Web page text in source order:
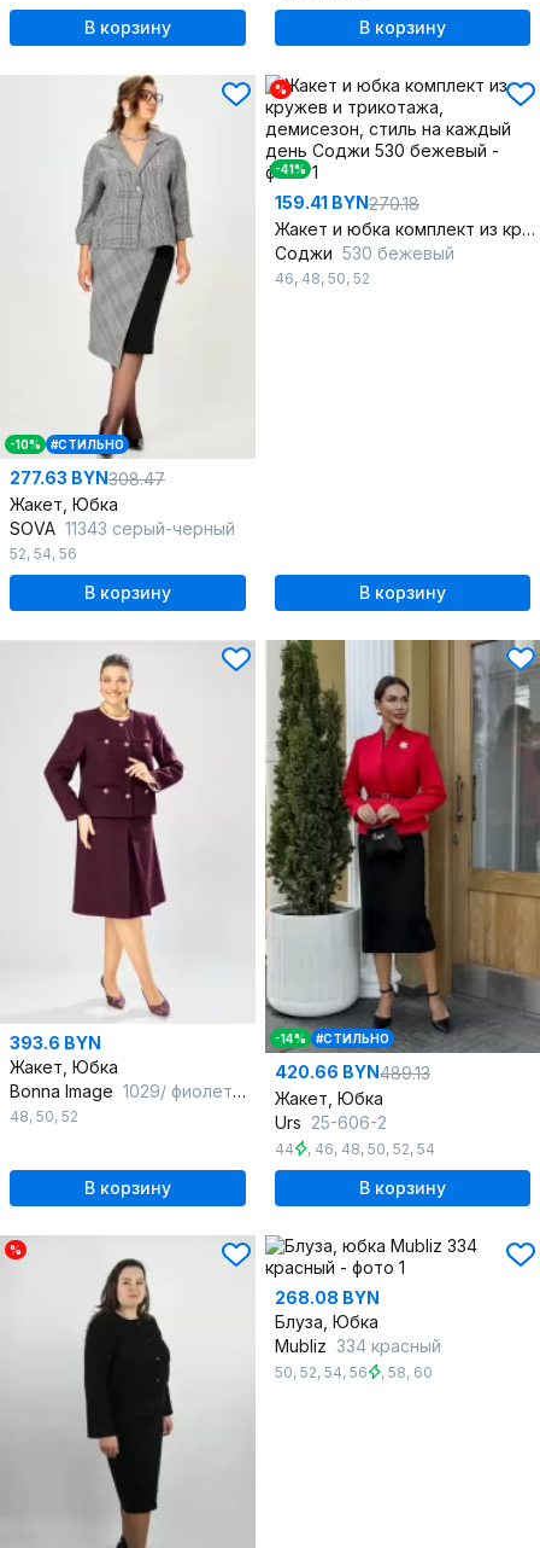
В корзину В корзину
-10% #СТИЛЬНО
277.63 BYN308.47
Жакет, Юбка
SOVA 11343 серый-черный
52, 54, 56
В корзину
%
-41%
159.41 BYN270.18
Жакет и юбка комплект из кружев и трикотажа, демисезон, стиль на каждый день
Соджи 530 бежевый
46, 48, 50, 52
В корзину
393.6 BYN
Жакет, Юбка
Bonna Image 1029/ фиолетовый
48, 50, 52
В корзину
-14% #СТИЛЬНО
420.66 BYN489.13
Жакет, Юбка
Urs 25-606-2
44 , 46, 48, 50, 52, 54
В корзину
%
268.08 BYN
Блуза, Юбка
Mubliz 334 красный
50, 52, 54, 56 , 58, 60